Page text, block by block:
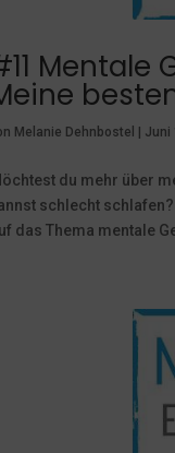
Mentale
Melanie Dehnbostel Juni
du mehr über
schlecht
das Thema mentale